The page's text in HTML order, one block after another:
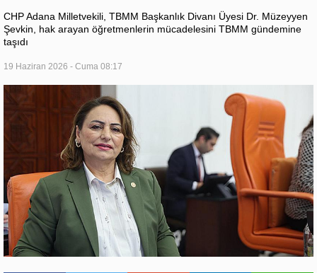
CHP Adana Milletvekili, TBMM Başkanlık Divanı Üyesi Dr. Müzeyyen
Şevkin, hak arayan öğretmenlerin mücadelesini TBMM gündemine
taşıdı
19 Haziran 2026 - Cuma 08:17